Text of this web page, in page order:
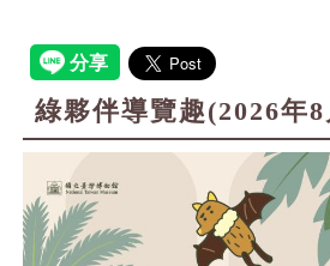
綠夥伴導覽趣(2026年